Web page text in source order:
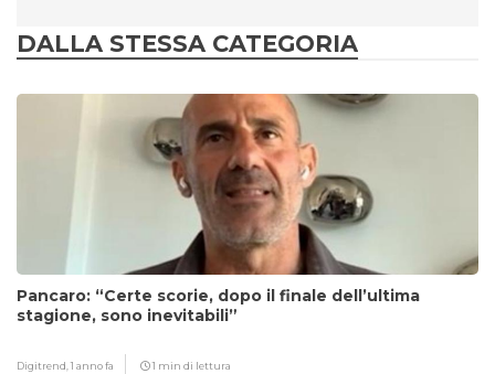
DALLA STESSA CATEGORIA
Pancaro: “Certe scorie, dopo il finale dell’ultima
stagione, sono inevitabili”
Digitrend,1 anno fa 1 min di lettura